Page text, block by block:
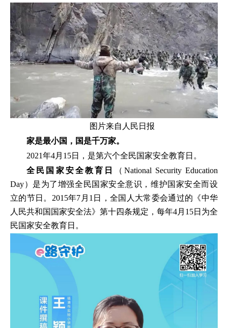
图片来自人民日报
家是最小国，国是千万家。
2021年4月15日，是第六个全民国家安全教育日。
全民国家安全教育日
（National Security Education
Day）是为了增强全民国家安全意识，维护国家安全而设
立的节日。2015年7月1日，全国人大常委会通过的《中华
人民共和国国家安全法》第十四条规定，每年4月15日为全
民国家安全教育日。